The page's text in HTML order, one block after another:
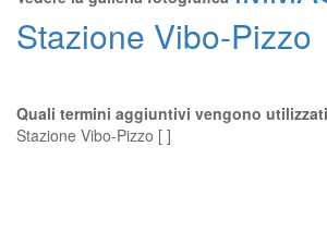
Stazione Vibo-Pizzo
Quali termini aggiuntivi vengono
Stazione Vibo-Pizzo [ ]